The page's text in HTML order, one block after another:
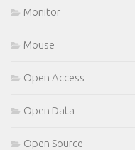
Monitor
Mouse
Open Access
Open Data
Open Source